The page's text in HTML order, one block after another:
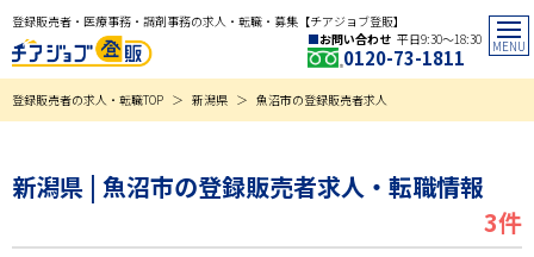
登録販売者・医療事務・調剤事務の求人・転職・募集【チアジョブ登販】
お問い合わせ 平日9:30〜18:30
0120-73-1811
登録販売者の求人・転職TOP 新潟県 魚沼市の登録販売者求人
新潟県 | 魚沼市の登録販売者求人・転職情報
3件